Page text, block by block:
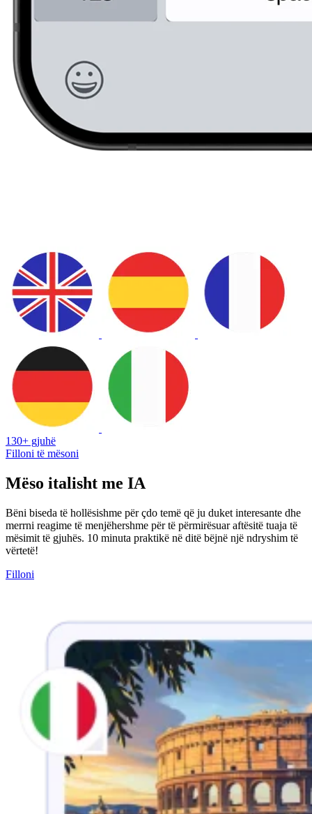
130+ gjuhë
Filloni të mësoni
Mëso italisht me IA
Bëni biseda të hollësishme për çdo temë që ju duket interesante dhe
merrni reagime të menjëhershme për të përmirësuar aftësitë tuaja të
mësimit të gjuhës. 10 minuta praktikë në ditë bëjnë një ndryshim të
vërtetë!
Filloni